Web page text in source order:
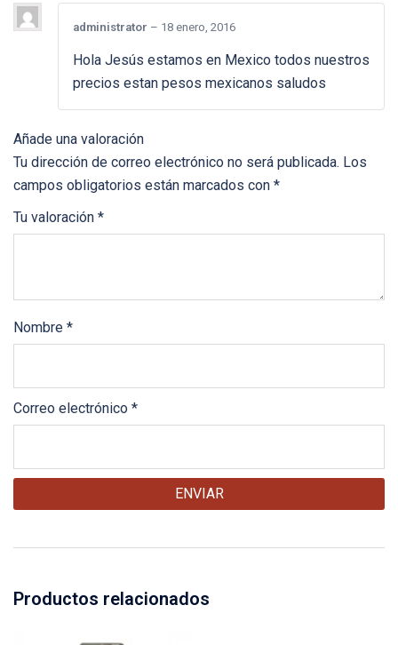
administrator – 18 enero, 2016
Hola Jesús estamos en Mexico todos nuestros
precios estan pesos mexicanos saludos
Añade una valoración
Tu dirección de correo electrónico no será publicada. Los
campos obligatorios están marcados con *
Tu valoración *
Nombre *
Correo electrónico *
Productos relacionados